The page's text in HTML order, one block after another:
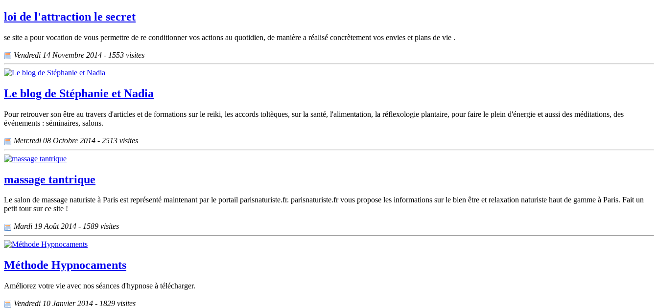
loi de l'attraction le secret
se site a pour vocation de vous permettre de re conditionner vos actions au quotidien, de manière a réalisé concrètement vos envies et plans de vie .
Vendredi 14 Novembre 2014 - 1553 visites
Le blog de Stéphanie et Nadia
Pour retrouver son être au travers d'articles et de formations sur le reiki, les accords toltèques, sur la santé, l'alimentation, la réflexologie plantaire, pour faire le plein d'énergie et aussi des méditations, des
événements : séminaires, salons.
Mercredi 08 Octobre 2014 - 2513 visites
massage tantrique
Le salon de massage naturiste à Paris est représenté maintenant par le portail parisnaturiste.fr. parisnaturiste.fr vous propose les informations sur le bien être et relaxation naturiste haut de gamme à Paris. Fait un
petit tour sur ce site !
Mardi 19 Août 2014 - 1589 visites
Méthode Hypnocaments
Améliorez votre vie avec nos séances d'hypnose à télécharger.
Vendredi 10 Janvier 2014 - 1829 visites